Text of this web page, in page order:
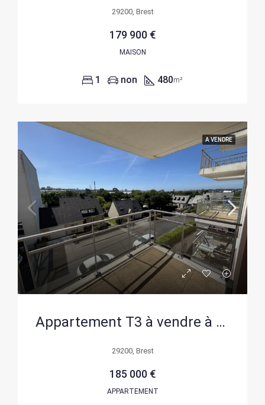
29200, Brest
179 900 €
MAISON
1 non 480m²
A VENDRE
Appartement T3 à vendre à Brest Croix-Rouge, logement récent avec parking et cave
29200, Brest
185 000 €
APPARTEMENT